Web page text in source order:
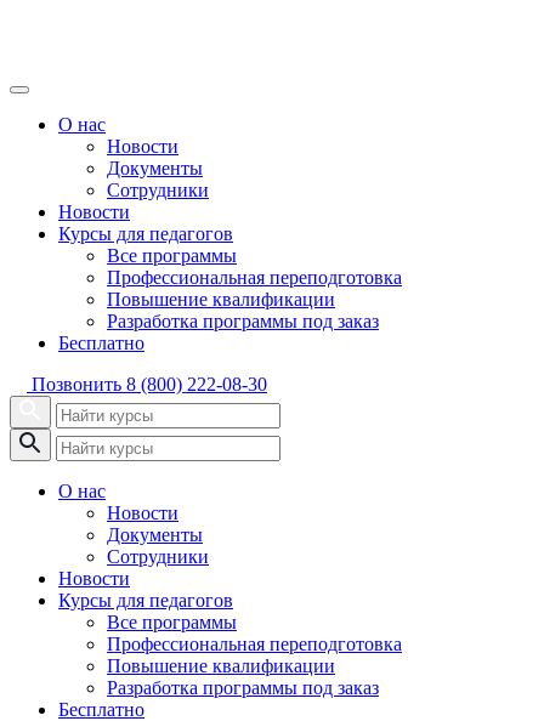
О нас
Новости
Документы
Сотрудники
Новости
Курсы для педагогов
Все программы
Профессиональная переподготовка
Повышение квалификации
Разработка программы под заказ
Бесплатно
Позвонить 8 (800) 222-08-30
О нас
Новости
Документы
Сотрудники
Новости
Курсы для педагогов
Все программы
Профессиональная переподготовка
Повышение квалификации
Разработка программы под заказ
Бесплатно